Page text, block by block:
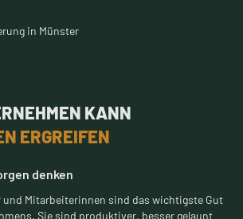
KANN
ERGREIFEN
denken
und Mitarbeiterinnen sind das wichtigste Gut
Sie sind produktiver, besser gelaunt